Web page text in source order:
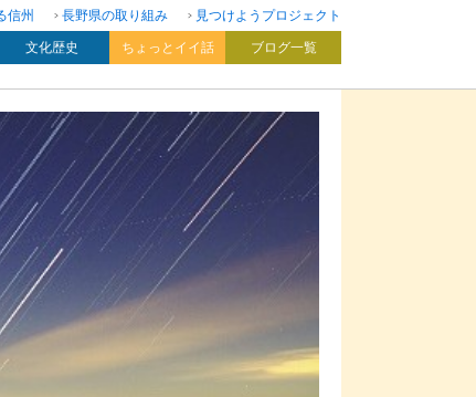
信州 長野県の取り組み
見つけようプロジェクト
文化歴史 ちょっとイイ話 ブログ一覧